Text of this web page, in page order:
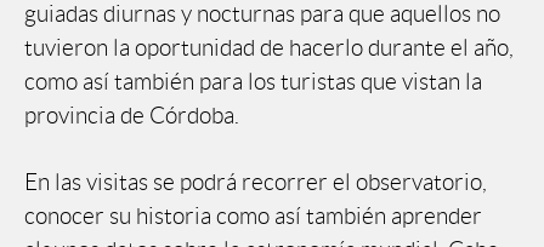
guiadas diurnas y nocturnas para que aquellos no
tuvieron la oportunidad de hacerlo durante el año,
como así también para los turistas que vistan la
provincia de Córdoba.
En las visitas se podrá recorrer el observatorio,
conocer su historia como así también aprender